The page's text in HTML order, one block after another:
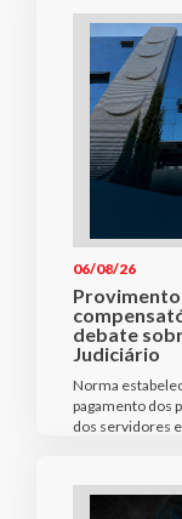
06/08/26
Provimento
debate
Judiciário
Norma
pagamento dos
dos servidores